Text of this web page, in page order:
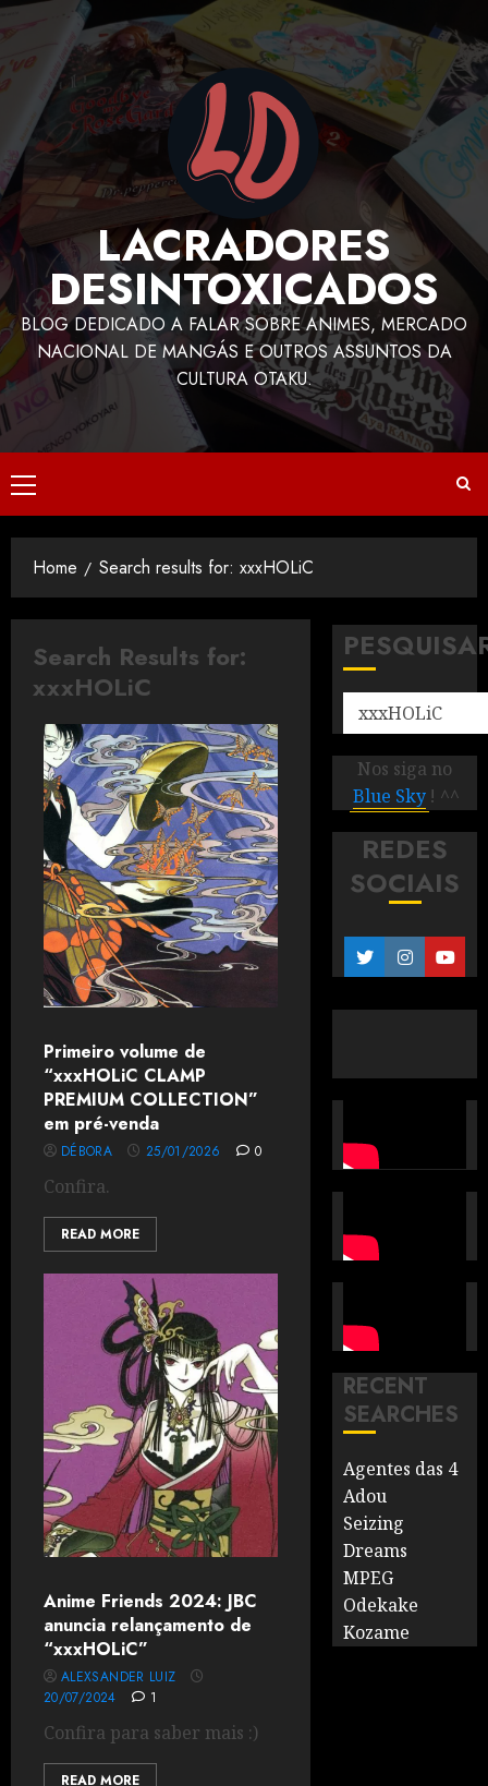
LACRADORES
DESINTOXICADOS
BLOG DEDICADO A FALAR SOBRE ANIMES, MERCADO
NACIONAL DE MANGÁS E OUTROS ASSUNTOS DA
CULTURA OTAKU.
Home Search results for: xxxHOLiC
Search Results for:
xxxHOLiC
Primeiro volume de
“xxxHOLiC CLAMP
PREMIUM COLLECTION”
em pré-venda
DÉBORA 25/01/2026 0
Confira.
READ MORE
Anime Friends 2024: JBC
anuncia relançamento de
“xxxHOLiC”
ALEXSANDER LUIZ
20/07/2024
1
Confira para saber mais :)
READ MORE
Nos siga no
Blue Sky ! ^^
REDES
SOCIAIS
RECENT
SEARCHES
Agentes das 4
Adou
Seizing
Dreams
MPEG
Odekake
Kozame